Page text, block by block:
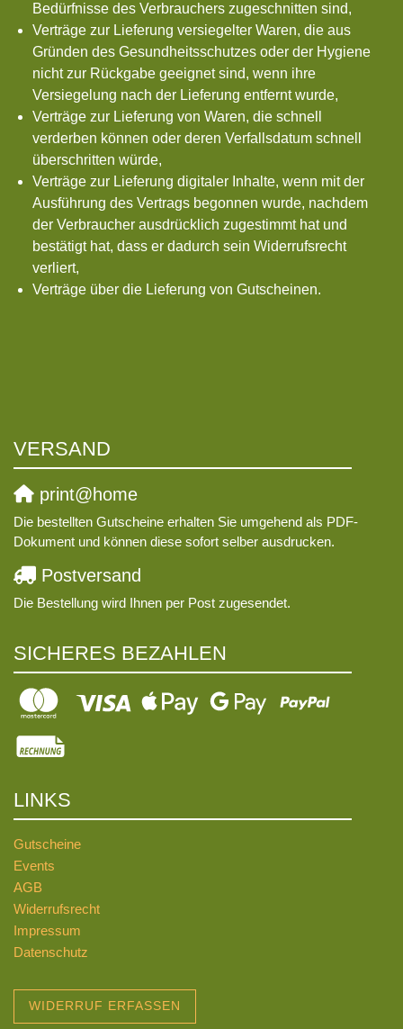
Bedürfnisse des Verbrauchers zugeschnitten sind,
Verträge zur Lieferung versiegelter Waren, die aus
Gründen des Gesundheitsschutzes oder der Hygiene
nicht zur Rückgabe geeignet sind, wenn ihre
Versiegelung nach der Lieferung entfernt wurde,
Verträge zur Lieferung von Waren, die schnell
verderben können oder deren Verfallsdatum schnell
überschritten würde,
Verträge zur Lieferung digitaler Inhalte, wenn mit der
Ausführung des Vertrags begonnen wurde, nachdem
der Verbraucher ausdrücklich zugestimmt hat und
bestätigt hat, dass er dadurch sein Widerrufsrecht
verliert,
Verträge über die Lieferung von Gutscheinen.
VERSAND
print@home
Die bestellten Gutscheine erhalten Sie umgehend als PDF-
Dokument und können diese sofort selber ausdrucken.
Postversand
Die Bestellung wird Ihnen per Post zugesendet.
SICHERES BEZAHLEN
LINKS
Gutscheine
Events
AGB
Widerrufsrecht
Impressum
Datenschutz
WIDERRUF ERFASSEN